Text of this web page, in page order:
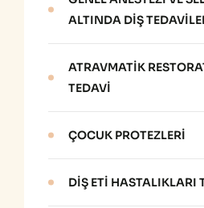
ALTINDA DIŞ
ATRAVMATIK
TEDAVI
ÇOCUK PROTEZLERI
DIŞ ETI HASTALIKLARI